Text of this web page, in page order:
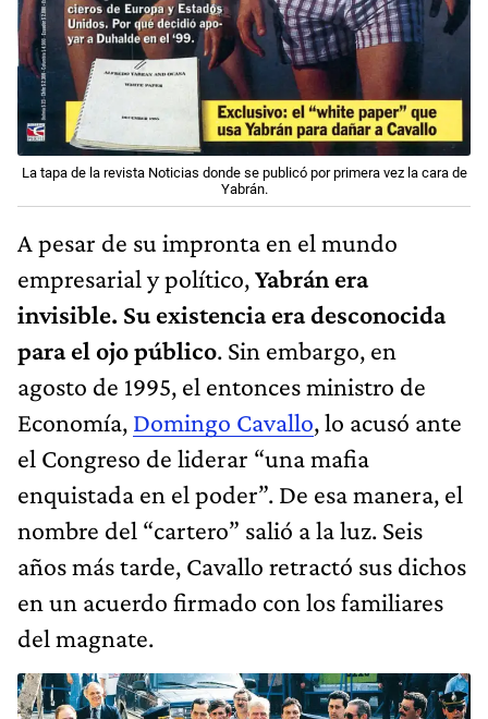
La tapa de la revista Noticias donde se publicó por primera vez la cara de
Yabrán.
A pesar de su impronta en el mundo
empresarial y político,Yabrán era
invisible. Su existencia era desconocida
para el ojo público. Sin embargo, en
agosto de 1995, el entonces ministro de
Economía, Domingo Cavallo, lo acusó ante
el Congreso de liderar “una mafia
enquistada en el poder”. De esa manera, el
nombre del “cartero” salió a la luz. Seis
años más tarde, Cavallo retractó sus dichos
en un acuerdo firmado con los familiares
del magnate.